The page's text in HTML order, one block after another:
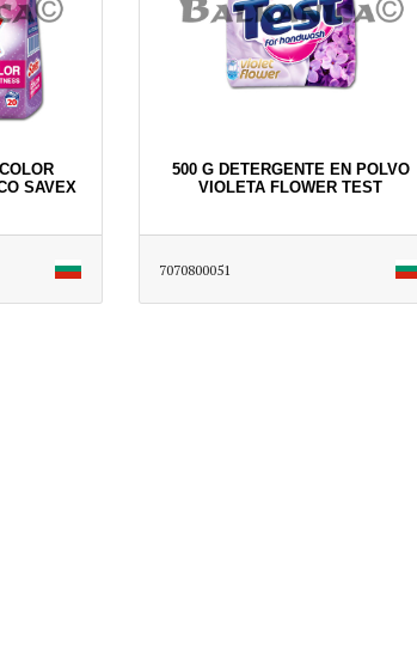
SAVEX
500 G DETERGENTE EN POLVO
VIOLETA FLOWER TEST
7070800051